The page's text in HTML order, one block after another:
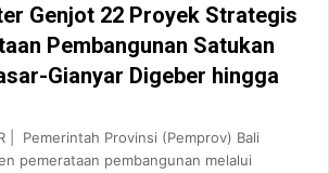
Genjot 22 Proyek Strategis
Pembangunan Satukan
Gianyar Digeber hingga
| Pemerintah Provinsi (Pemprov) Bali
pemerataan pembangunan melalui